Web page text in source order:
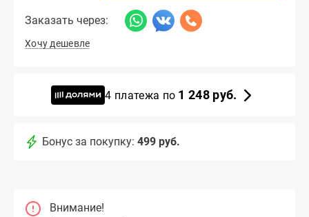
Заказать через:
Хочу дешевле
4 платежа по 1 248 руб.
Бонус за покупку: 499 руб.
Внимание!